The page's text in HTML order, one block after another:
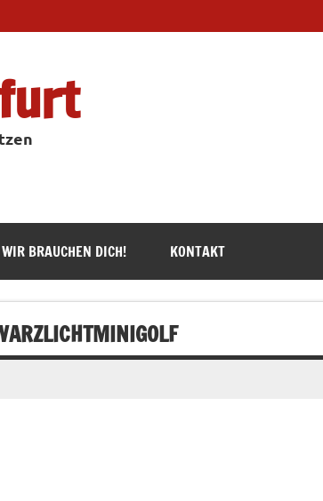
WIR BRAUCHEN DICH! KONTAKT